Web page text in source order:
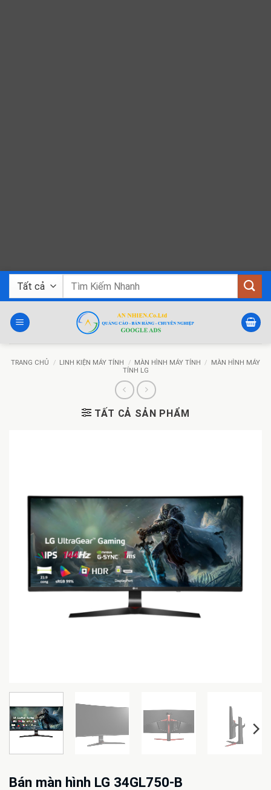
Bỏ
dung
Tìm
TRANG CHỦ / LINH KIỆN MÁY TÍNH / MÀN HÌNH MÁY TÍNH /
MÀN HÌNH MÁY
TÍNH LG
TẤT CẢ SẢN PHẨM
Bán màn hình LG 34GL750-B